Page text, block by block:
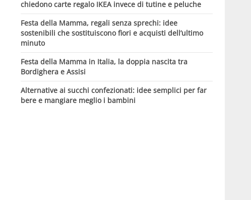
chiedono carte regalo IKEA invece di tutine e peluche
Festa della Mamma, regali senza sprechi: idee
sostenibili che sostituiscono fiori e acquisti dell’ultimo
minuto
Festa della Mamma in Italia, la doppia nascita tra
Bordighera e Assisi
Alternative ai succhi confezionati: idee semplici per far
bere e mangiare meglio i bambini